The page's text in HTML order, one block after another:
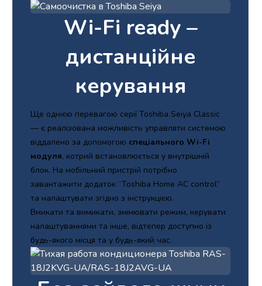
Wi-Fi ready –
дистанційне
керування
Ще однією перевагою серії Toshiba Seiya Classic
— є реалізована можливість управляти системою
віддалено за допомогою спеціального Wi-Fi
модуля, котрий встановлюється у внутрішній
блок. На мобільний пристрій потрібно
завантажити додаток “Toshiba Home AC control”
та налаштувати згідно з інструкцією.
Вмикати та вимикати, змінювати режим, керувати
налаштуваннями та інше, відтепер доступно із
будь-якого місця та у будь-який час.